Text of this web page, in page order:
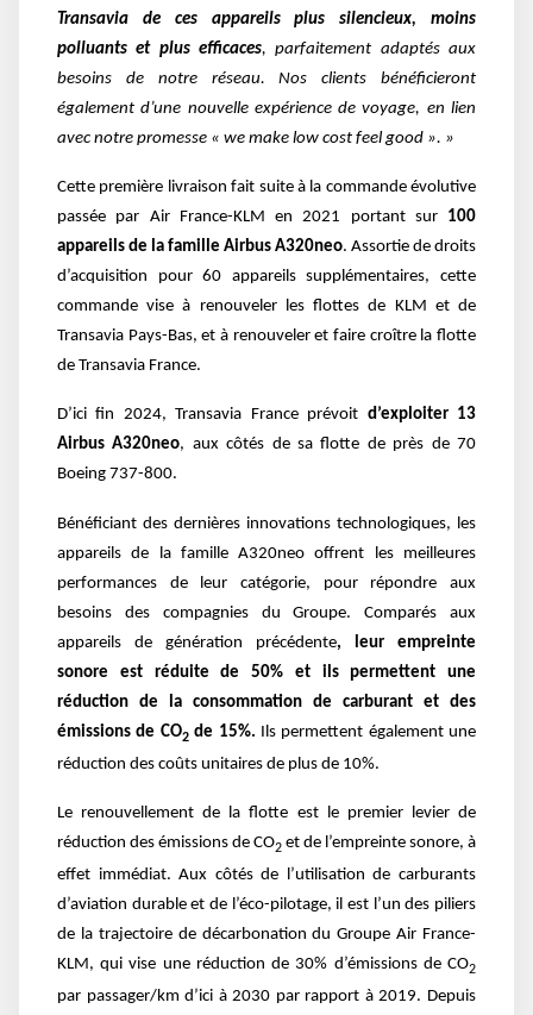
Transavia de ces appareils plus silencieux, moins
polluants et plus efficaces, parfaitement adaptés aux
besoins de notre réseau. Nos clients bénéficieront
également d’une nouvelle expérience de voyage, en lien
avec notre promesse « we make low cost feel good ». »
Cette première livraison fait suite à la commande évolutive
passée par Air France-KLM en 2021 portant sur 100
appareils de la famille Airbus A320neo. Assortie de droits
d’acquisition pour 60 appareils supplémentaires, cette
commande vise à renouveler les flottes de KLM et de
Transavia Pays-Bas, et à renouveler et faire croître la flotte
de Transavia France.
D’ici fin 2024, Transavia France prévoit d’exploiter 13
Airbus A320neo, aux côtés de sa flotte de près de 70
Boeing 737-800.
Bénéficiant des dernières innovations technologiques, les
appareils de la famille A320neo offrent les meilleures
performances de leur catégorie, pour répondre aux
besoins des compagnies du Groupe. Comparés aux
appareils de génération précédente, leur empreinte
sonore est réduite de 50% et ils permettent une
réduction de la consommation de carburant et des
émissions de CO2de 15%. Ils permettent également une
réduction des coûts unitaires de plus de 10%.
Le renouvellement de la flotte est le premier levier de
réduction des émissions de CO2 et de l’empreinte sonore, à
effet immédiat. Aux côtés de l’utilisation de carburants
d’aviation durable et de l’éco-pilotage, il est l’un des piliers
de la trajectoire de décarbonation du Groupe Air France-
KLM, qui vise une réduction de 30% d’émissions de CO2
par passager/km d’ici à 2030 par rapport à 2019. Depuis